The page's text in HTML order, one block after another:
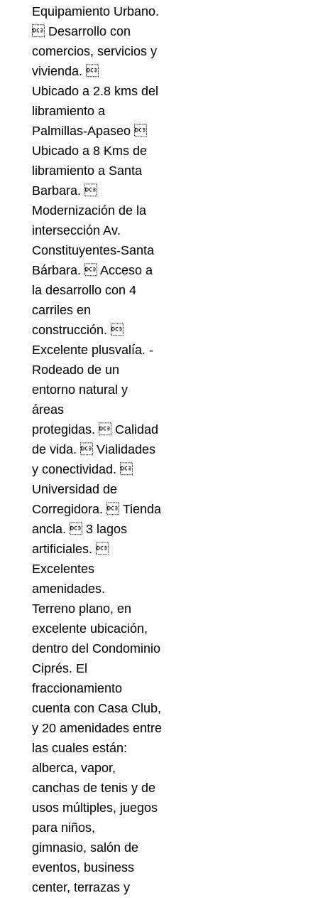
Equipamiento Urbano.
 Desarrollo con
comercios, servicios y
vivienda. 
Ubicado a 2.8 kms del
libramiento a
Palmillas-Apaseo 
Ubicado a 8 Kms de
libramiento a Santa
Barbara. 
Modernización de la
intersección Av.
Constituyentes-Santa
Bárbara.  Acceso a
la desarrollo con 4
carriles en
construcción. 
Excelente plusvalía. -
Rodeado de un
entorno natural y
áreas
protegidas.  Calidad
de vida.  Vialidades
y conectividad. 
Universidad de
Corregidora.  Tienda
ancla.  3 lagos
artificiales. 
Excelentes
amenidades.
Terreno plano, en
excelente ubicación,
dentro del Condominio
Ciprés. El
fraccionamiento
cuenta con Casa Club,
y 20 amenidades entre
las cuales están:
alberca, vapor,
canchas de tenis y de
usos múltiples, juegos
para niños,
gimnasio, salón de
eventos, business
center, terrazas y